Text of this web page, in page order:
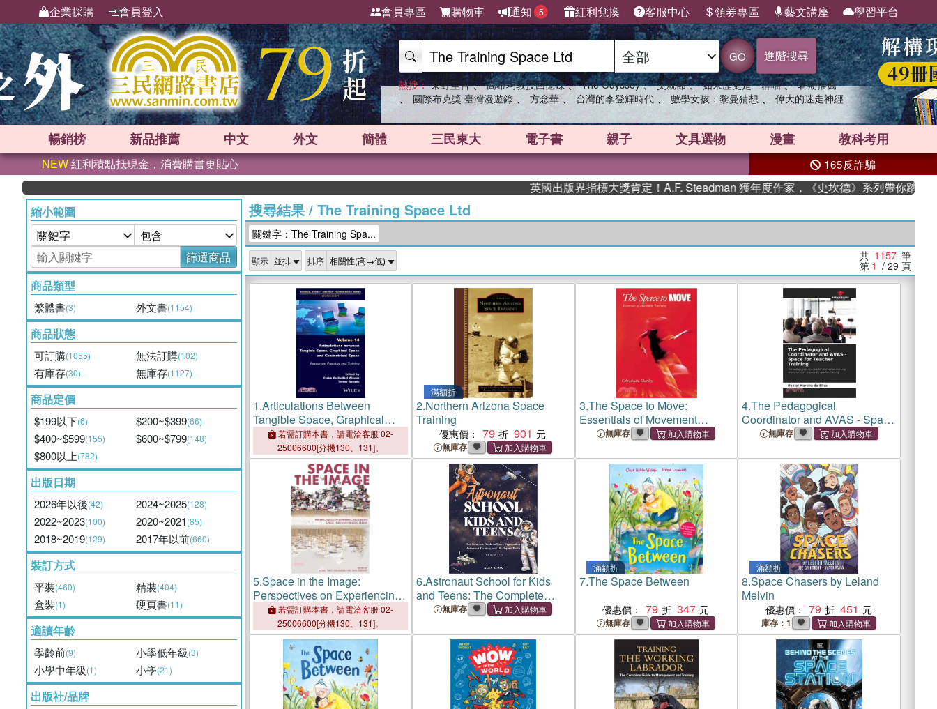
企業採購 會員登入 會員專區 購物車 通知 5 紅利兌換 客服中心 領券專區 藝文講座 學習平台
GO 進階搜尋
熱搜： 東野圭吾 、 高希均教授回憶錄 、 The Odyssey 、 父親節 、 如果歷史是一群喵 、 暑期推薦
、 國際布克獎 臺灣漫遊錄 、 方念華 、 台灣的李登輝時代 、 數學女孩：黎曼猜想 、 偉大的迷走神經
暢銷榜 新品推薦 中文 外文 簡體 三民東大 電子書 親子 文具選物 漫畫 教科考用
NEW紅利積點抵現金，消費購書更貼心 165反詐騙
英國出版界指標大獎肯定！A.F. Steadman 獲年度作家，《史坎德》系列帶你踏上熱血奇幻旅
縮小範圍
篩選商品
商品類型
繁體書(3) 外文書(1154)
商品狀態
可訂購(1055) 無法訂購(102)
有庫存(30) 無庫存(1127)
商品定價
$199以下(6) $200~$399(66)
$400~$599(155) $600~$799(148)
$800以上(782)
出版日期
2026年以後(42) 2024~2025(128)
2022~2023(100) 2020~2021(85)
2018~2019(129) 2017年以前(660)
裝訂方式
平裝(460) 精裝(404)
盒裝(1) 硬頁書(11)
適讀年齡
學齡前(9) 小學低年級(3)
小學中年級(1) 小學(21)
出版社/品牌
搜尋結果/ The Training Space Ltd
關鍵字：The Training Spa...
顯示 排序 共 1157 筆
第 1 / 29 頁
1.Articulations Between
Tangible Space, Graphical
Space and Geometrical Space:
Resources, Practices and
Training
若需訂購本書，請電洽客服 02-
25006600[分機130、131]。
滿額折
2.Northern Arizona Space
Training
優惠價： 79 901
無庫存
3.The Space to Move:
Essentials of Movement
Training
無庫存
4.The Pedagogical
Coordinator and AVAS - Space
for Teacher Training
無庫存
5.Space in the Image:
Perspectives on Experiencing
Urban Space Through Digital
Media
若需訂購本書，請電洽客服 02-
25006600[分機130、131]。
6.Astronaut School for Kids
and Teens: The Complete
Guide to Space Exploration,
Beyond Earth
無庫存
滿額折
7.The Space Between
優惠價： 79 347
無庫存
滿額折
8.Space Chasers by Leland
Melvin
優惠價： 79 451
庫存：1